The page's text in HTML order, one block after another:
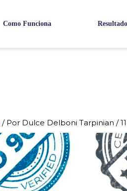
Como Funciona
/ Por Dulce Delboni Tarpinian/